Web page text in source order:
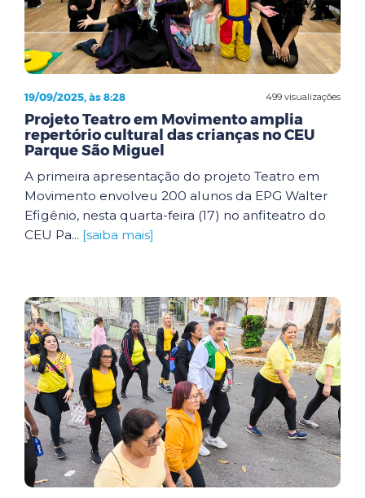
499 visualizações
19/09/2025, às 8:28
Projeto Teatro em Movimento amplia
repertório cultural das crianças no CEU
Parque São Miguel
A primeira apresentação do projeto Teatro em
Movimento envolveu 200 alunos da EPG Walter
Efigênio, nesta quarta-feira (17) no anfiteatro do
CEU Pa... [saiba mais]